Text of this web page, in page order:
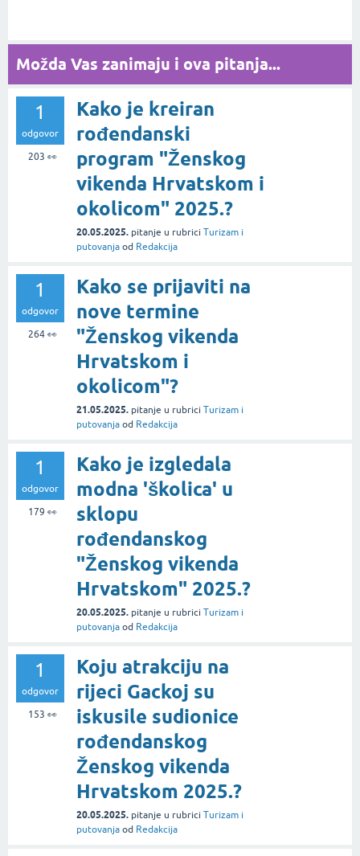
Možda Vas zanimaju i ova pitanja...
1
odgovor
203 👀
Kako je kreiran
rođendanski
program "Ženskog
vikenda Hrvatskom i
okolicom" 2025.?
20.05.2025. pitanje u rubrici Turizam i
putovanja od Redakcija
1
odgovor
264👀
Kako se prijaviti na
nove termine
"Ženskog vikenda
Hrvatskom i
okolicom"?
21.05.2025. pitanje u rubrici Turizam i
putovanja od Redakcija
1
odgovor
179 👀
Kako je izgledala
modna 'školica' u
sklopu
rođendanskog
"Ženskog vikenda
Hrvatskom" 2025.?
20.05.2025. pitanje u rubrici Turizam i
putovanja od Redakcija
1
odgovor
153 👀
Koju atrakciju na
rijeci Gackoj su
iskusile sudionice
rođendanskog
Ženskog vikenda
Hrvatskom 2025.?
20.05.2025. pitanje u rubrici Turizam i
putovanja od Redakcija